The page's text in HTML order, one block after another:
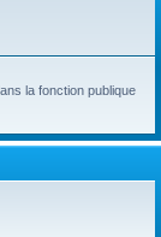
la fonction publique